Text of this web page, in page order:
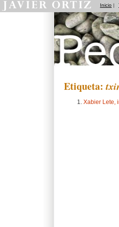
Inicio |
Etiqueta:
Xabier Lete,